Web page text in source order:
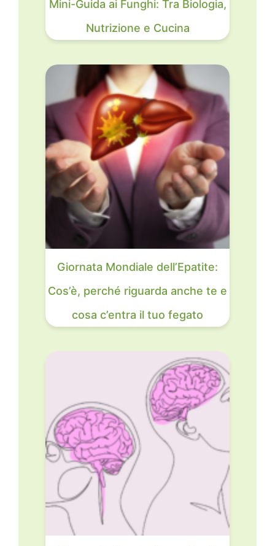
Mini-Guida ai Funghi: Tra Biologia,
Nutrizione e Cucina
Giornata Mondiale dell’Epatite:
Cos’è, perché riguarda anche te e
cosa c’entra il tuo fegato